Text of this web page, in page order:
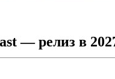
— релиз в